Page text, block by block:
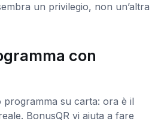
un privilegio, non un’altra
con
programma su carta: ora è il
BonusQR vi aiuta a fare